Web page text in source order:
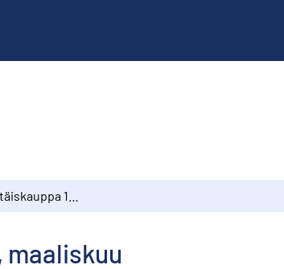
maaliskuu